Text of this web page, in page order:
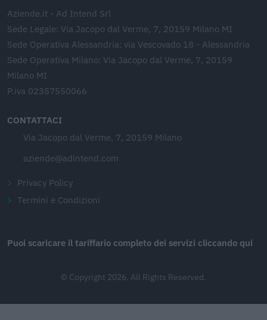
Aziende.it - Ad Intend Srl
Sede Legale: Via Jacopo dal Verme, 7, 20159 Milano MI
Sede Operativa Alessandria: via Vescovado 18 - Alessandria
Sede Operativa Milano: Via Jacopo dal Verme, 7, 20159
Milano MI
P.iva 02357550066
CONTATTACI
Via Jacopo dal Verme, 7, 20159 Milano
aziende@adintend.com
Privacy Policy
Termini e Condizioni
Puoi scaricare il tariffario completo dei servizi cliccando qui
© Copyright 2026. All Rights Reserved.